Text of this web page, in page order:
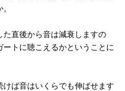
た直後から音は減衰しますの
トに聴こえるかということに
けば音はいくらでも伸ばせます